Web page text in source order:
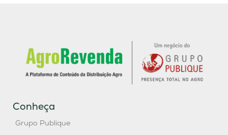
Conheça
Grupo Publique